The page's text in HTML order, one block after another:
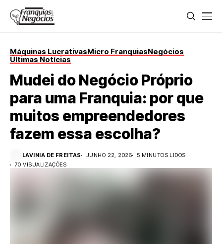
Máquinas LucrativasMicro FranquiasNegócios
Últimas Notícias
Mudei do Negócio Próprio
para uma Franquia: por que
muitos empreendedores
fazem essa escolha?
LAVINIA DE FREITAS JUNHO 22, 2026
5 MINUTOS LIDOS
70 VISUALIZAÇÕES